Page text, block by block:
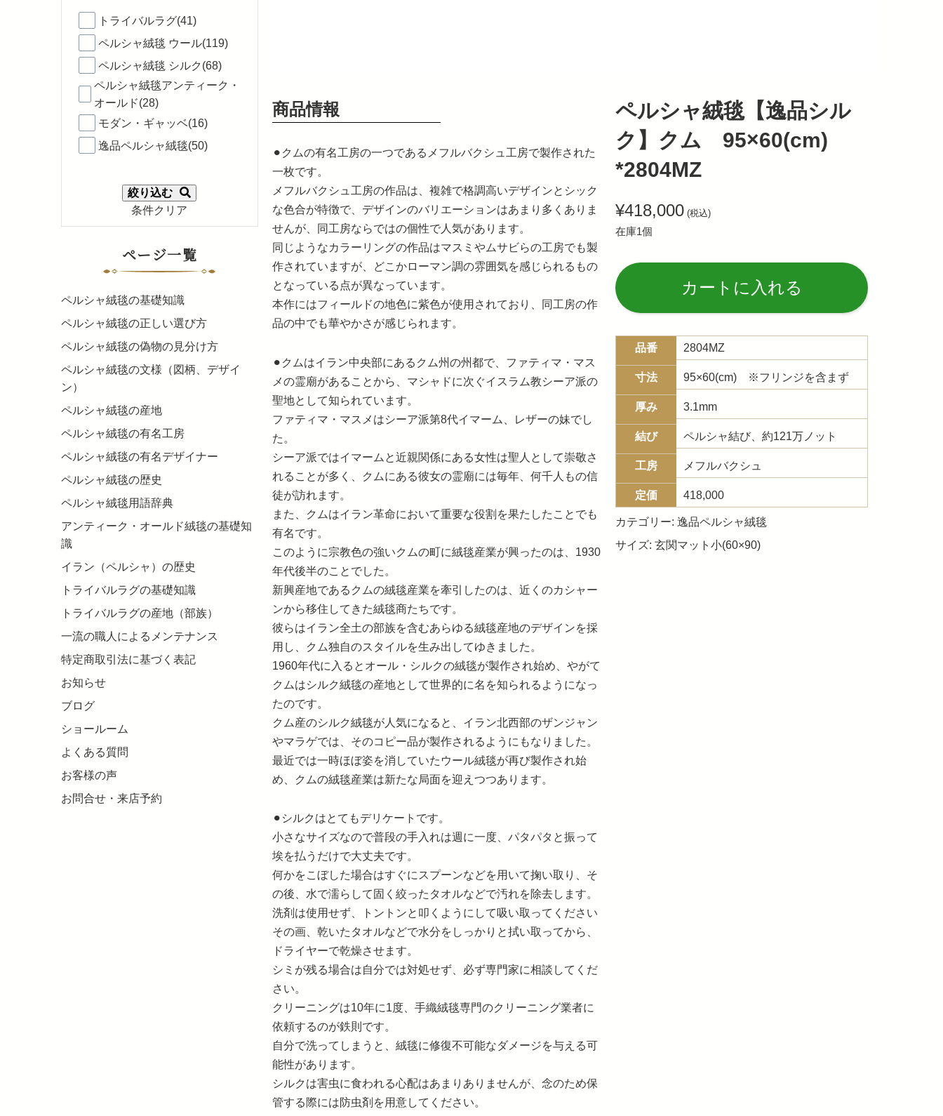
ペルシャ絨毯【逸品シル
ク】クム 95×60(cm)
*2804MZ
¥418,000 (税込)
在庫1個
カートに入れる
品番 2804MZ
寸法 95×60(cm) ※フリンジを含まず
厚み 3.1mm
結び ペルシャ結び、約121万ノット
工房 メフルバクシュ
定価 418,000
カテゴリー:逸品ペルシャ絨毯
サイズ:玄関マット小(60×90)
商品情報
⚫︎クムの有名工房の一つであるメフルバクシュ工房で製作された
一枚です。
メフルバクシュ工房の作品は、複雑で格調高いデザインとシック
な色合が特徴で、デザインのバリエーションはあまり多くありま
せんが、同工房ならではの個性で人気があります。
同じようなカラーリングの作品はマスミやムサビらの工房でも製
作されていますが、どこかローマン調の雰囲気を感じられるもの
となっている点が異なっています。
本作にはフィールドの地色に紫色が使用されており、同工房の作
品の中でも華やかさが感じられます。
⚫︎クムはイラン中央部にあるクム州の州都で、ファティマ・マス
メの霊廟があることから、マシャドに次ぐイスラム教シーア派の
聖地として知られています。
ファティマ・マスメはシーア派第8代イマーム、レザーの妹でし
た。
シーア派ではイマームと近親関係にある女性は聖人として崇敬さ
れることが多く、クムにある彼女の霊廟には毎年、何千人もの信
徒が訪れます。
また、クムはイラン革命において重要な役割を果たしたことでも
有名です。
このように宗教色の強いクムの町に絨毯産業が興ったのは、1930
年代後半のことでした。
新興産地であるクムの絨毯産業を牽引したのは、近くのカシャー
ンから移住してきた絨毯商たちです。
彼らはイラン全土の部族を含むあらゆる絨毯産地のデザインを採
用し、クム独自のスタイルを生み出してゆきました。
1960年代に入るとオール・シルクの絨毯が製作され始め、やがて
クムはシルク絨毯の産地として世界的に名を知られるようになっ
たのです。
クム産のシルク絨毯が人気になると、イラン北西部のザンジャン
やマラゲでは、そのコピー品が製作されるようにもなりました。
最近では一時ほぼ姿を消していたウール絨毯が再び製作され始
め、クムの絨毯産業は新たな局面を迎えつつあります。
⚫︎シルクはとてもデリケートです。
小さなサイズなので普段の手入れは週に一度、パタパタと振って
埃を払うだけで大丈夫です。
何かをこぼした場合はすぐにスプーンなどを用いて掬い取り、そ
の後、水で濡らして固く絞ったタオルなどで汚れを除去します。
洗剤は使用せず、トントンと叩くようにして吸い取ってください
その画、乾いたタオルなどで水分をしっかりと拭い取ってから、
ドライヤーで乾燥させます。
シミが残る場合は自分では対処せず、必ず専門家に相談してくだ
さい。
クリーニングは10年に1度、手織絨毯専門のクリーニング業者に
依頼するのが鉄則です。
自分で洗ってしまうと、絨毯に修復不可能なダメージを与える可
能性があります。
シルクは害虫に食われる心配はあまりありませんが、念のため保
管する際には防虫剤を用意してください。
トライバルラグ(41)
ペルシャ絨毯 ウール(119)
ペルシャ絨毯 シルク(68)
ペルシャ絨毯アンティーク・
オールド(28)
モダン・ギャッベ(16)
逸品ペルシャ絨毯(50)
絞り込む
条件クリア
ページ一覧
ペルシャ絨毯の基礎知識
ペルシャ絨毯の正しい選び方
ペルシャ絨毯の偽物の見分け方
ペルシャ絨毯の文様（図柄、デザイ
ン）
ペルシャ絨毯の産地
ペルシャ絨毯の有名工房
ペルシャ絨毯の有名デザイナー
ペルシャ絨毯の歴史
ペルシャ絨毯用語辞典
アンティーク・オールド絨毯の基礎知
識
イラン（ペルシャ）の歴史
トライバルラグの基礎知識
トライバルラグの産地（部族）
一流の職人によるメンテナンス
特定商取引法に基づく表記
お知らせ
ブログ
ショールーム
よくある質問
お客様の声
お問合せ・来店予約